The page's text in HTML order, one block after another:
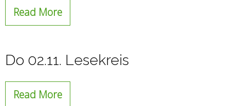
Read More
Do 02.11. Lesekreis
Read More